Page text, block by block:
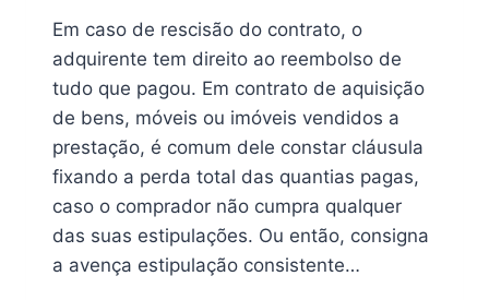
Em caso de rescisão do contrato, o
adquirente tem direito ao reembolso de
tudo que pagou. Em contrato de aquisição
de bens, móveis ou imóveis vendidos a
prestação, é comum dele constar cláusula
fixando a perda total das quantias pagas,
caso o comprador não cumpra qualquer
das suas estipulações. Ou então, consigna
a avença estipulação consistente…